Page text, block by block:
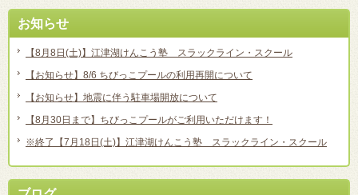
お知らせ
【8月8日(土)】江津湖けんこう塾 スラックライン・スクール
【お知らせ】8/6 ちびっこプールの利用再開について
【お知らせ】地震に伴う駐車場開放について
【8月30日まで】ちびっこプールがご利用いただけます！
※終了【7月18日(土)】江津湖けんこう塾 スラックライン・スクール